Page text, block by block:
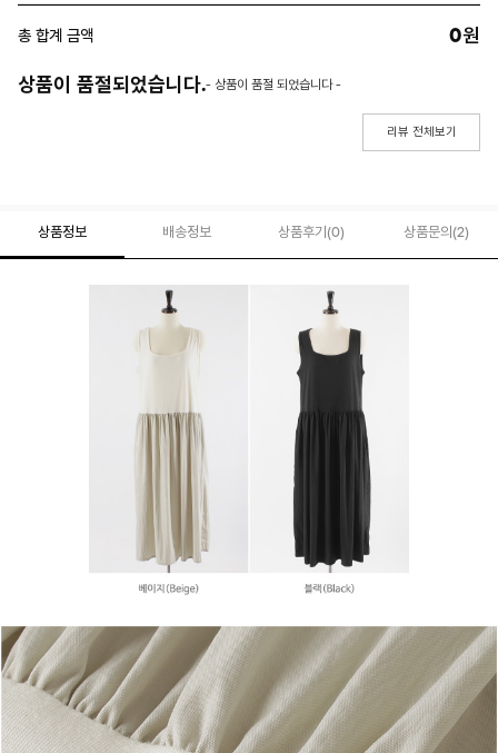
총 합계 금액 0원
상품이 품절되었습니다.- 상품이 품절 되었습니다 -
리뷰 전체보기
상품정보 배송정보 상품후기(0) 상품문의 (2)